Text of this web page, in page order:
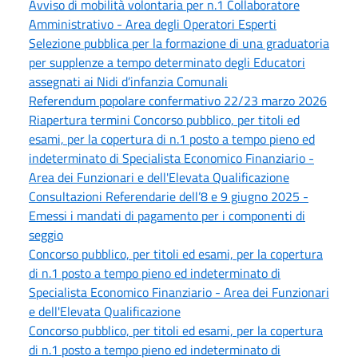
Avviso di mobilità volontaria per n.1 Collaboratore
Amministrativo - Area degli Operatori Esperti
Selezione pubblica per la formazione di una graduatoria
per supplenze a tempo determinato degli Educatori
assegnati ai Nidi d’infanzia Comunali
Referendum popolare confermativo 22/23 marzo 2026
Riapertura termini Concorso pubblico, per titoli ed
esami, per la copertura di n.1 posto a tempo pieno ed
indeterminato di Specialista Economico Finanziario -
Area dei Funzionari e dell'Elevata Qualificazione
Consultazioni Referendarie dell’8 e 9 giugno 2025 -
Emessi i mandati di pagamento per i componenti di
seggio
Concorso pubblico, per titoli ed esami, per la copertura
di n.1 posto a tempo pieno ed indeterminato di
Specialista Economico Finanziario - Area dei Funzionari
e dell'Elevata Qualificazione
Concorso pubblico, per titoli ed esami, per la copertura
di n.1 posto a tempo pieno ed indeterminato di